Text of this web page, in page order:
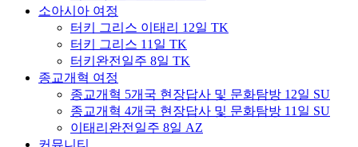
소아시아 여정
터키 그리스 이태리 12일 TK
터키 그리스 11일 TK
터키완전일주 8일 TK
종교개혁 여정
종교개혁 5개국 현장답사 및 문화탐방 12일 SU
종교개혁 4개국 현장답사 및 문화탐방 11일 SU
이태리완전일주 8일 AZ
커뮤니티